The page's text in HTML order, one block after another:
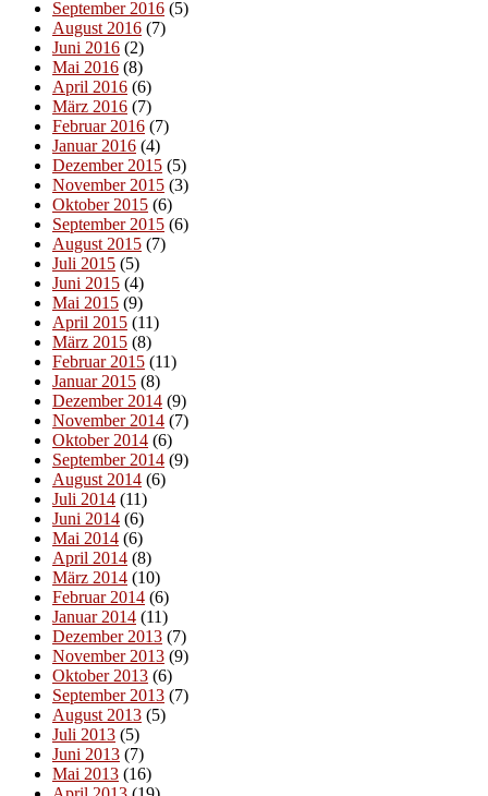
September 2016 (5)
August 2016 (7)
Juni 2016 (2)
Mai 2016 (8)
April 2016 (6)
März 2016 (7)
Februar 2016 (7)
Januar 2016 (4)
Dezember 2015 (5)
November 2015 (3)
Oktober 2015 (6)
September 2015 (6)
August 2015 (7)
Juli 2015 (5)
Juni 2015 (4)
Mai 2015 (9)
April 2015 (11)
März 2015 (8)
Februar 2015 (11)
Januar 2015 (8)
Dezember 2014 (9)
November 2014 (7)
Oktober 2014 (6)
September 2014 (9)
August 2014 (6)
Juli 2014 (11)
Juni 2014 (6)
Mai 2014 (6)
April 2014 (8)
März 2014 (10)
Februar 2014 (6)
Januar 2014 (11)
Dezember 2013 (7)
November 2013 (9)
Oktober 2013 (6)
September 2013 (7)
August 2013 (5)
Juli 2013 (5)
Juni 2013 (7)
Mai 2013 (16)